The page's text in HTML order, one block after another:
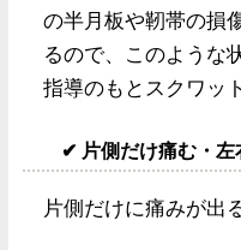
の半月板や靭帯の損
るので、このような
指導のもとスクワッ
✔ 片側だけ痛む・左
片側だけに痛みが出